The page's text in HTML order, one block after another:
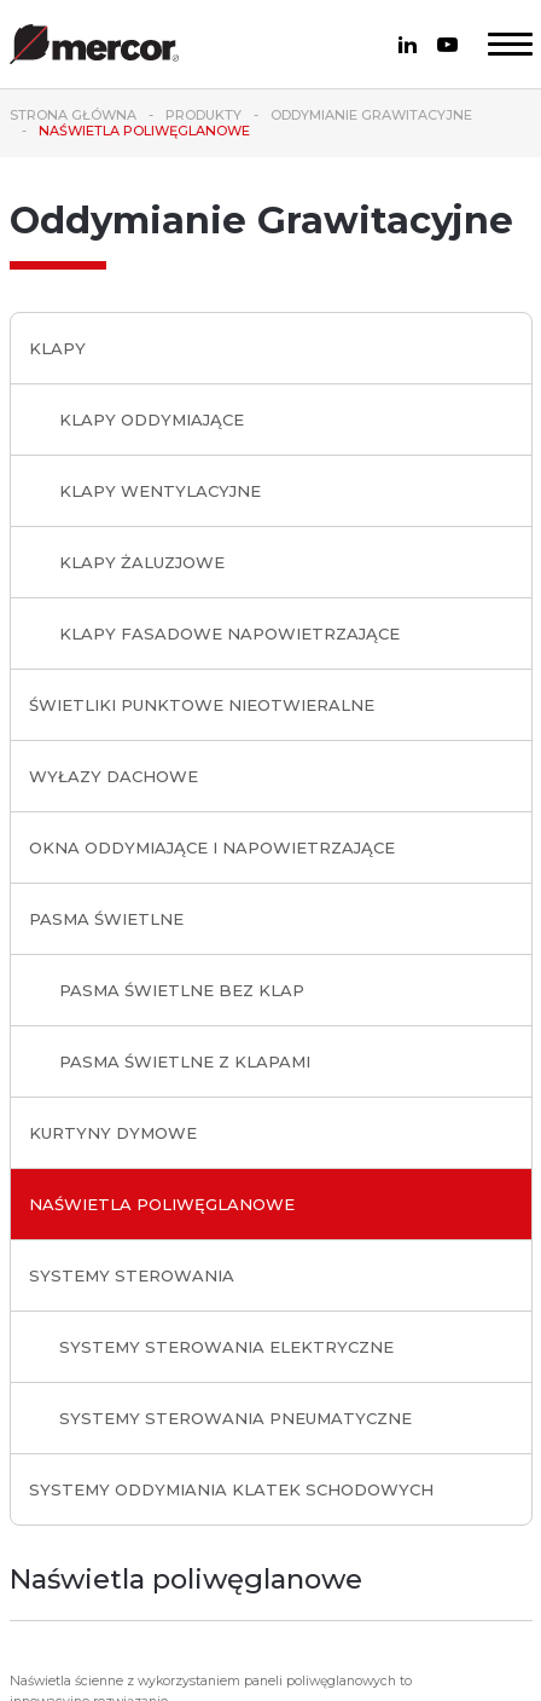
STRONA GŁÓWNA PRODUKTY
ODDYMIANIE GRAWITACYJNE
NAŚWIETLA POLIWĘGLANOWE
Oddymianie Grawitacyjne
KLAPY
KLAPY ODDYMIAJĄCE
KLAPY WENTYLACYJNE
KLAPY ŻALUZJOWE
KLAPY FASADOWE NAPOWIETRZAJĄCE
ŚWIETLIKI PUNKTOWE NIEOTWIERALNE
WYŁAZY DACHOWE
OKNA ODDYMIAJĄCE I NAPOWIETRZAJĄCE
PASMA ŚWIETLNE
PASMA ŚWIETLNE BEZ KLAP
PASMA ŚWIETLNE Z KLAPAMI
KURTYNY DYMOWE
NAŚWIETLA POLIWĘGLANOWE
SYSTEMY STEROWANIA
SYSTEMY STEROWANIA ELEKTRYCZNE
SYSTEMY STEROWANIA PNEUMATYCZNE
SYSTEMY ODDYMIANIA KLATEK SCHODOWYCH
Naświetla poliwęglanowe
Naświetla ścienne z wykorzystaniem paneli poliwęglanowych to